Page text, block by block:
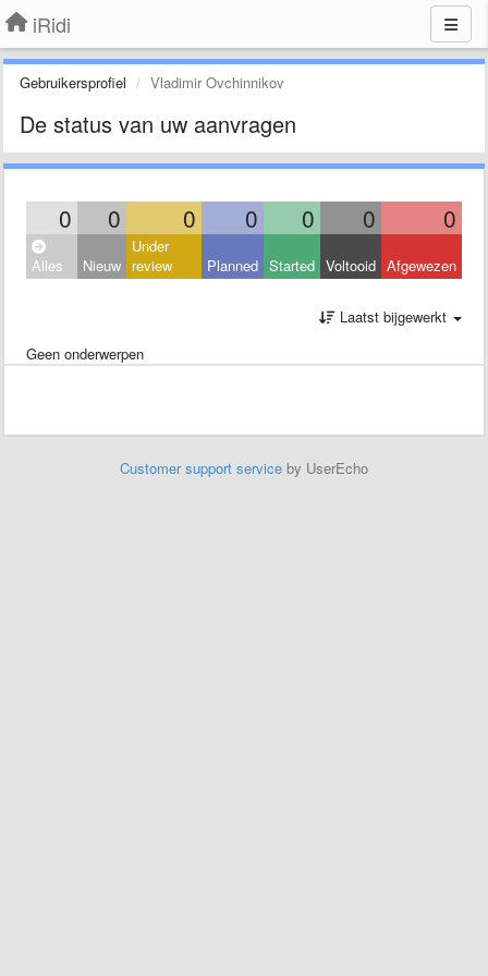
iRidi
Gebruikersprofiel Vladimir Ovchinnikov
De status van uw aanvragen
0 0 0 0 0 0 0
Alles Nieuw
Under
review
Planned Started Voltooid Afgewezen
Laatst bijgewerkt
Geen onderwerpen
Customer support service by UserEcho